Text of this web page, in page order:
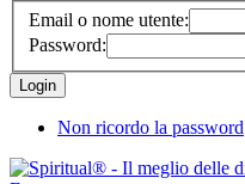
Email o nome utente:
Password:
Non ricordo la password